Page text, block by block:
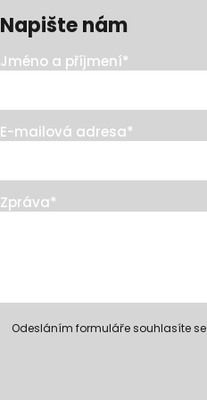
Napište nám
Jméno a příjmení*
E-mailová adresa*
Zpráva*
Odesláním formuláře souhlasíte se